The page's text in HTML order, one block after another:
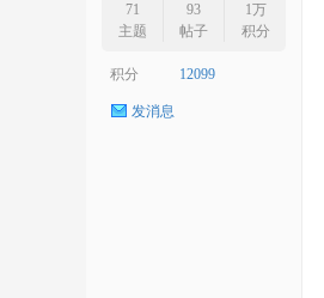
71
主题
93
帖子
1万
积分
积分 12099
发消息